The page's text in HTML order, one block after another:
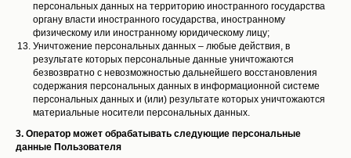
персональных данных на территорию иностранного государства
органу власти иностранного государства, иностранному
физическому или иностранному юридическому лицу;
Уничтожение персональных данных – любые действия, в
результате которых персональные данные уничтожаются
безвозвратно с невозможностью дальнейшего восстановления
содержания персональных данных в информационной системе
персональных данных и (или) результате которых уничтожаются
материальные носители персональных данных.
3. Оператор может обрабатывать следующие персональные
данные Пользователя